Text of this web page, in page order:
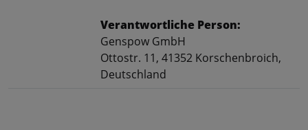
Verantwortliche Person:
Genspow GmbH
Ottostr. 11, 41352 Korschenbroich,
Deutschland